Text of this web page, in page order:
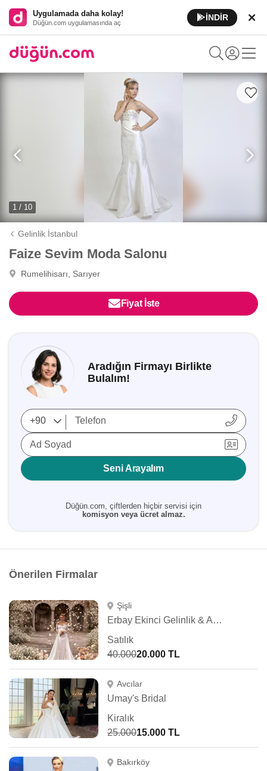
Uygulamada daha kolay!
Düğün.com uygulamasında aç
İNDİR
1 / 10
Gelinlik İstanbul
Faize Sevim Moda Salonu
Rumelihisarı, Sarıyer
Fiyat İste
Aradığın Firmayı Birlikte
Bulalım!
Ad Soyad
Seni Arayalım
Düğün.com, çiftlerden hiçbir servisi için
komisyon veya ücret almaz.
Önerilen Firmalar
Şişli
Erbay Ekinci Gelinlik & Abiye
Satılık
40.00020.000 TL
Avcılar
Umay's Bridal
Kiralık
25.00015.000 TL
Bakırköy